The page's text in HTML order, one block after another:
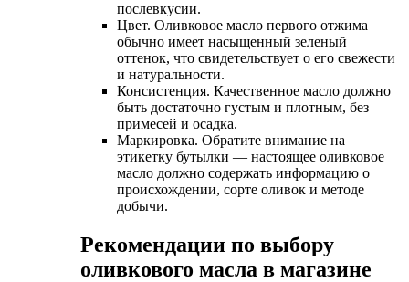
послевкусии.
Цвет. Оливковое масло первого отжима
обычно имеет насыщенный зеленый
оттенок, что свидетельствует о его свежести
и натуральности.
Консистенция. Качественное масло должно
быть достаточно густым и плотным, без
примесей и осадка.
Маркировка. Обратите внимание на
этикетку бутылки — настоящее оливковое
масло должно содержать информацию о
происхождении, сорте оливок и методе
добычи.
Рекомендации по выбору
оливкового масла в магазине